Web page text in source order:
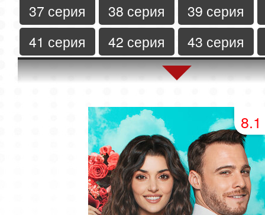
37 серия
38 серия
39 серия
41 серия
42 серия
43 серия
45 серия
46 серия
47 серия
50 серия
51 серия
54 серия
55 серия
58 серия
59 серия
62 серия
63 серия
8.1